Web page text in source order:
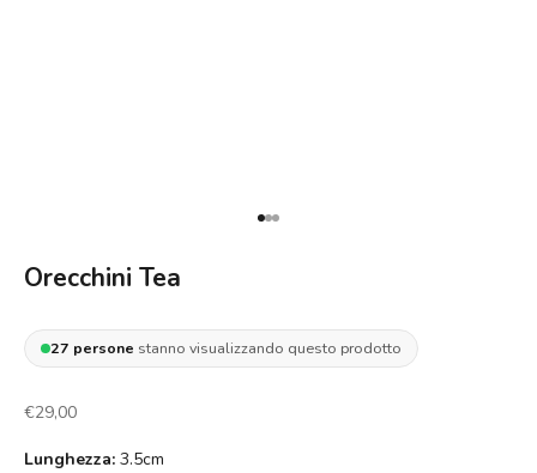
Vai all'articolo 1
Vai all'articolo 2
Vai all'articolo 3
Orecchini Tea
27 persone stanno visualizzando questo prodotto
Prezzo scontato
€29,00
Lunghezza: 3.5cm